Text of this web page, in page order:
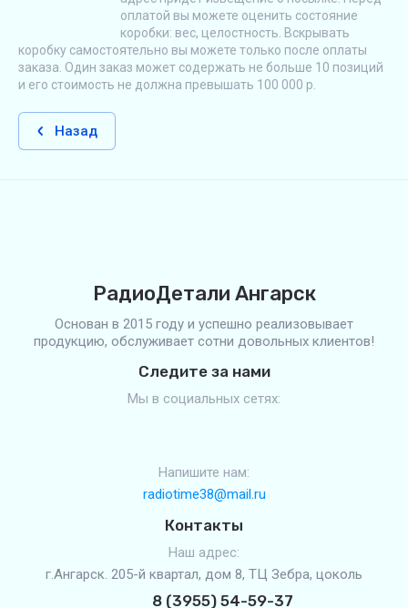
оплатой вы можете оценить состояние
коробки: вес, целостность. Вскрывать
коробку самостоятельно вы можете только после оплаты
заказа. Один заказ может содержать не больше 10 позиций
и его стоимость не должна превышать 100 000 р.
Назад
РадиоДетали Ангарск
Основан в 2015 году и успешно реализовывает
продукцию, обслуживает сотни довольных клиентов!
Следите за нами
Мы в социальных сетях:
Напишите нам:
radiotime38@mail.ru
Контакты
Наш адрес:
г.Ангарск. 205-й квартал, дом 8, ТЦ Зебра, цоколь
8 (3955) 54-59-37